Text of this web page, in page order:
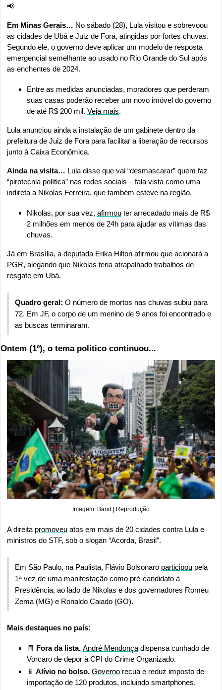
📢
Em Minas Gerais… No sábado (28), Lula visitou e sobrevoou
as cidades de Ubá e Juiz de Fora, atingidas por fortes chuvas.
Segundo ele, o governo deve aplicar um modelo de resposta
emergencial semelhante ao usado no Rio Grande do Sul após
as enchentes de 2024.
Entre as medidas anunciadas, moradores que perderam
suas casas poderão receber um novo imóvel do governo
de até R$ 200 mil. Veja mais.
Lula anunciou ainda a instalação de um gabinete dentro da
prefeitura de Juiz de Fora para facilitar a liberação de recursos
junto à Caixa Econômica.
Ainda na visita… Lula disse que vai “desmascarar” quem faz
“pirotecnia política” nas redes sociais – fala vista como uma
indireta a Nikolas Ferreira, que também esteve na região.
Nikolas, por sua vez, afirmou ter arrecadado mais de R$
2 milhões em menos de 24h para ajudar as vítimas das
chuvas.
Já em Brasília, a deputada Erika Hilton afirmou que acionará a
PGR, alegando que Nikolas teria atrapalhado trabalhos de
resgate em Ubá.
Quadro geral: O número de mortos nas chuvas subiu para
72. Em JF, o corpo de um menino de 9 anos foi encontrado e
as buscas terminaram.
Ontem (1º), o tema político continuou...
Imagem: Band | Reprodução
A direita promoveu atos em mais de 20 cidades contra Lula e
ministros do STF, sob o slogan “Acorda, Brasil”.
Em São Paulo, na Paulista, Flávio Bolsonaro participou pela
1ª vez de uma manifestação como pré-candidato à
Presidência, ao lado de Nikolas e dos governadores Romeu
Zema (MG) e Ronaldo Caiado (GO).
Mais destaques no país:
🧾 Fora da lista. André Mendonça dispensa cunhado de
Vorcaro de depor à CPI do Crime Organizado.
📱 Alívio no bolso. Governo recua e reduz imposto de
importação de 120 produtos, incluindo smartphones.